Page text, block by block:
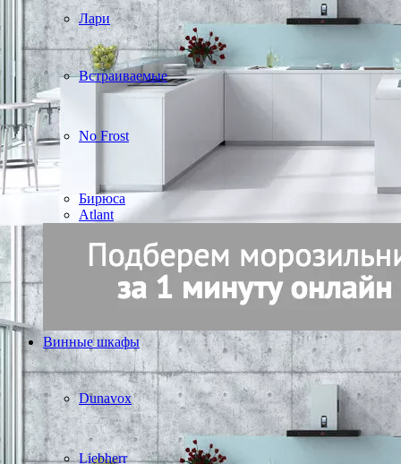
Лари
Встраиваемые
No Frost
Бирюса
Atlant
Винные шкафы
Dunavox
Liebherr